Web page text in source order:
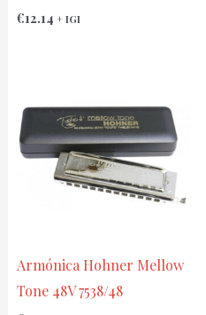
€12.14 + IGI
Armónica Hohner Mellow
Tone 48V 7538/48